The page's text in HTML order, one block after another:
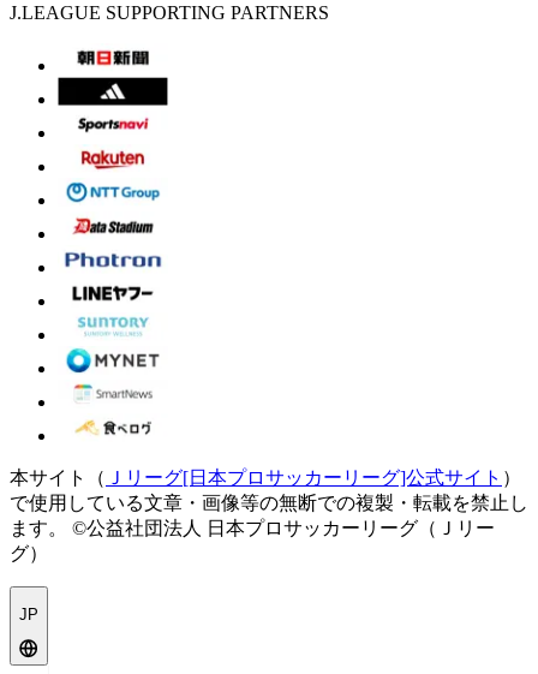
J.LEAGUE SUPPORTING PARTNERS
本サイト（ Ｊリーグ[日本プロサッカーリーグ]公式サイト ）
で使用している文章・画像等の無断での複製・転載を禁止し
ます。
©公益社団法人 日本プロサッカーリーグ（Ｊリー
グ）
JP